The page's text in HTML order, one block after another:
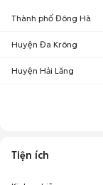
Thành phố Đông Hà
Huyện Đa Krông
Huyện Hải Lăng
Tiện ích